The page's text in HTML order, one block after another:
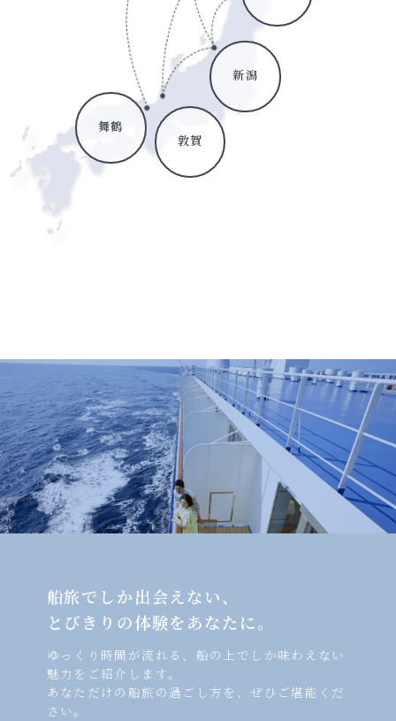
舞鶴
敦賀
新潟
船旅でしか出会えない、
とびきりの体験をあなたに。
ゆっくり時間が流れる、船の上でしか味わえない
魅力をご紹介します。
あなただけの船旅の過ごし方を、ぜひご堪能くだ
さい。